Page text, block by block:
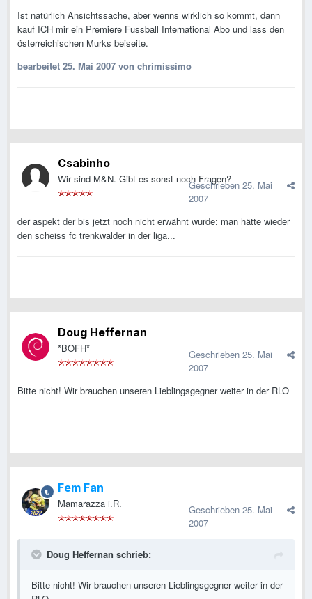
Ist natürlich Ansichtssache, aber wenns wirklich so kommt, dann
kauf ICH mir ein Premiere Fussball International Abo und lass den
österreichischen Murks beiseite.
bearbeitet 25. Mai 2007 von chrimissimo
Csabinho
Wir sind M&N. Gibt es sonst noch Fragen?
Geschrieben 25. Mai
2007
der aspekt der bis jetzt noch nicht erwähnt wurde: man hätte wieder
den scheiss fc trenkwalder in der liga...
Doug Heffernan
*BOFH* Geschrieben 25. Mai
2007
Bitte nicht! Wir brauchen unseren Lieblingsgegner weiter in der RLO
Fem Fan
Mamarazza i.R. Geschrieben 25. Mai
2007
Doug Heffernan schrieb:
Bitte nicht! Wir brauchen unseren Lieblingsgegner weiter in der